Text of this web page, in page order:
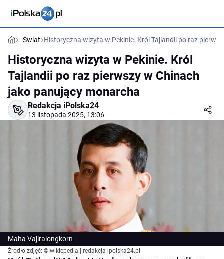
Świat Historyczna wizyta w Pekinie. Król Tajlandii po raz
Historyczna wizyta w Pekinie. Król
Tajlandii po raz pierwszy w Chinach
jako panujący monarcha
Redakcja iPolska24
13 listopada 2025, 13:06
Maha Vajiralongkorn
Źródło zdjęć: © wikiepedia | redakcja ipolska24.pl